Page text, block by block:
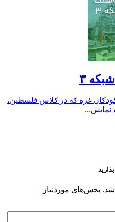
۳
کودکان غزه که در کلاس فلسطین،
نمایش...
شد. بخش‌های موردنیاز